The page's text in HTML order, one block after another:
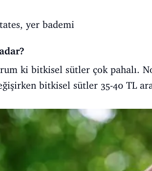
yer bademi
ki bitkisel sütler çok pahalı.
bitkisel sütler 35-40 TL